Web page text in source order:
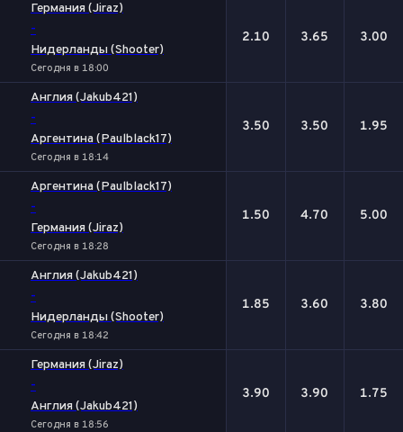
Германия (Jiraz)
-
Нидерланды (Shooter)
Сегодня в 18:00
2.10 3.65 3.00
Англия (Jakub421)
-
Аргентина (Paulblack17)
Сегодня в 18:14
3.50 3.50 1.95
Аргентина (Paulblack17)
-
Германия (Jiraz)
Сегодня в 18:28
1.50 4.70 5.00
Англия (Jakub421)
-
Нидерланды (Shooter)
Сегодня в 18:42
1.85 3.60 3.80
Германия (Jiraz)
-
Англия (Jakub421)
Сегодня в 18:56
3.90 3.90 1.75